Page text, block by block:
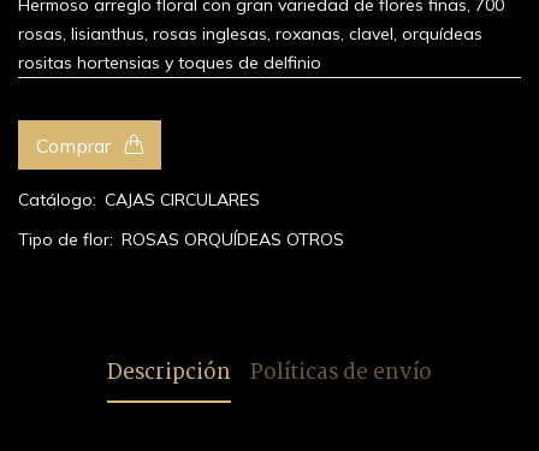
Hermoso arreglo floral con gran variedad de flores finas, 700
rosas, lisianthus, rosas inglesas, roxanas, clavel, orquídeas
rositas hortensias y toques de delfinio
Comprar
Catálogo: CAJAS CIRCULARES
Tipo de flor: ROSAS ORQUÍDEAS OTROS
Descripción Políticas de envío